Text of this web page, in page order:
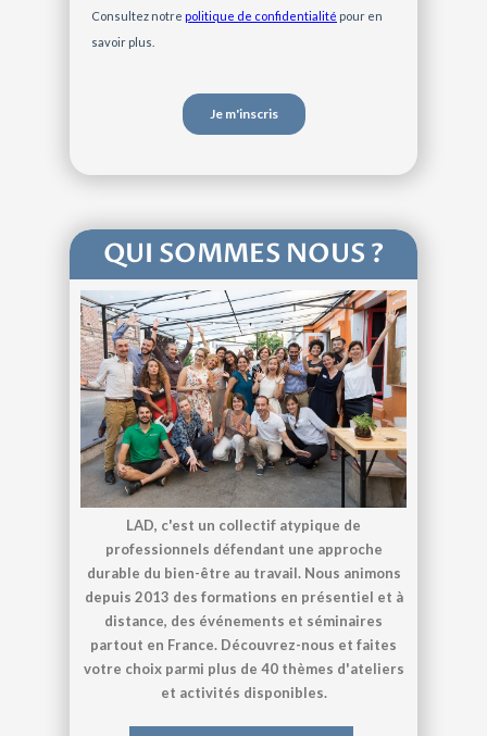
QUI SOMMES NOUS ?
LAD, c'est un collectif atypique de
professionnels défendant une approche
durable du bien-être au travail. Nous animons
depuis 2013 des formations en présentiel et à
distance, des événements et séminaires
partout en France. Découvrez-nous et faites
votre choix parmi plus de 40 thèmes d'ateliers
et activités disponibles.